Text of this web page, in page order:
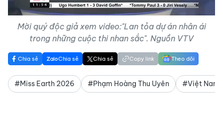
Mời quý độc giả xem video:"Lan tỏa dự án nhân ái
trong những cuộc thi nhan sắc". Nguồn VTV
Chia sẻ Chia sẻ Chia sẻ Copy link Theo dõi
#Miss Earth 2026 #Phạm Hoàng Thu Uyên #Việt Nam